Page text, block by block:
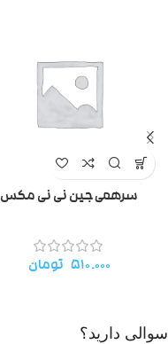
سرهمی جین نی نی مکس
۵۱۰.۰۰۰ تومان
سوالی دارید؟